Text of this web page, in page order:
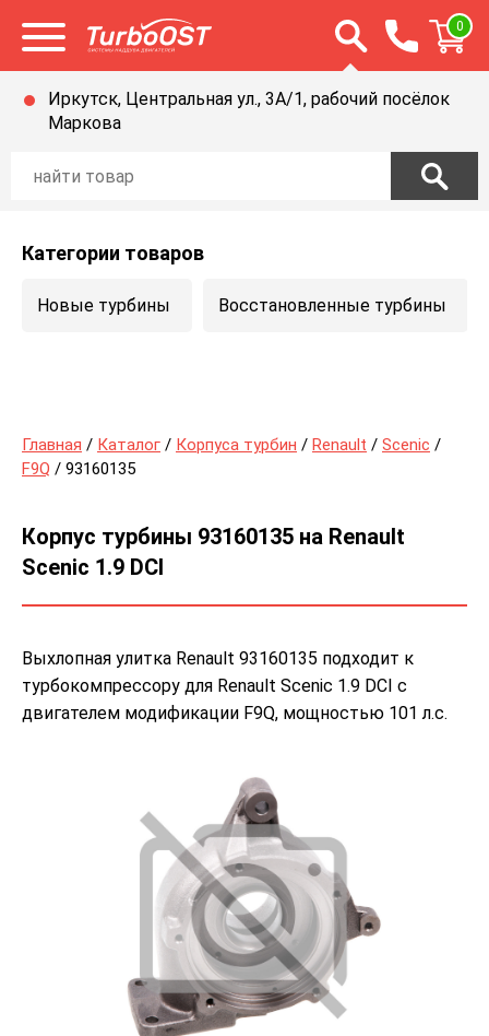
Открыть меню Открыть строку
0
Иркутск, Центральная ул., 3А/1, рабочий посёлок
Маркова
Категории товаров
Новые турбины Восстановленные турбины
Главная / Каталог / Корпуса турбин / Renault / Scenic /
F9Q / 93160135
Корпус турбины 93160135 на Renault
Scenic 1.9 DCI
Выхлопная улитка Renault 93160135 подходит к
турбокомпрессору для Renault Scenic 1.9 DCI с
двигателем модификации F9Q, мощностью 101 л.с.